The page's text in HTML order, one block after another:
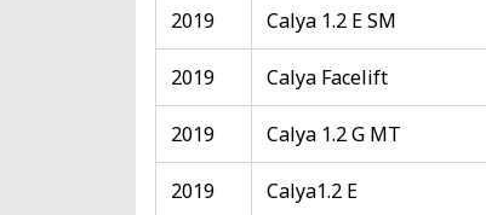
2019 Calya 1.2 E SM
2019 Calya Facelift
2019 Calya 1.2 G MT
2019 Calya1.2 E